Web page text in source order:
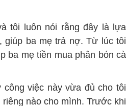
tôi luôn nói rằng đây là lựa
giúp ba mẹ trả nợ. Từ lúc tôi
ba mẹ tiền mua phân bón cà
việc này vừa đủ cho tôi
nào cho mình. Trước khi